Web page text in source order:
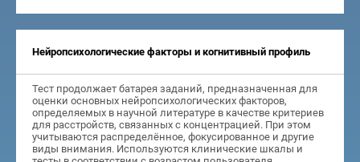
Нейропсихологические факторы и когнитивный профиль
Тест продолжает батарея заданий, предназначенная для
оценки основных нейропсихологических факторов,
определяемых в научной литературе в качестве критериев
для расстройств, связанных с концентрацией. При этом
учитываются распределённое, фокусированное и другие
виды внимания. Используются клинические шкалы и